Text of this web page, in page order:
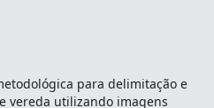
para delimitação e
vereda utilizando imagens